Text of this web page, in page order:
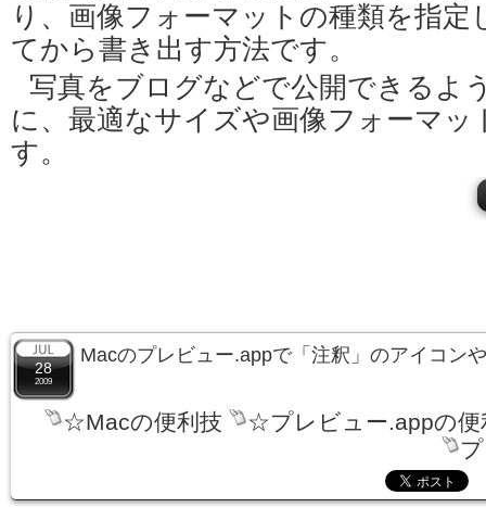
り、画像フォーマットの種類を指定
てから書き出す方法です。
写真をブログなどで公開できるよ
に、最適なサイズや画像フォーマッ
す。
28
2009
Macのプレビュー.appで「注釈」のアイコン
☆Macの便利技
☆プレビュー.appの便